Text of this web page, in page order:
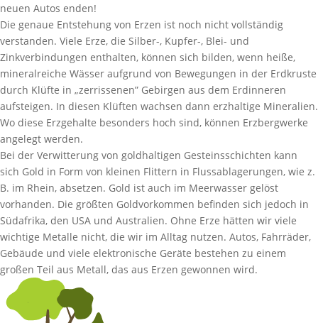
neuen Autos enden!
Die genaue Entstehung von Erzen ist noch nicht vollständig
verstanden. Viele Erze, die Silber-, Kupfer-, Blei- und
Zinkverbindungen enthalten, können sich bilden, wenn heiße,
mineralreiche Wässer aufgrund von Bewegungen in der Erdkruste
durch Klüfte in „zerrissenen” Gebirgen aus dem Erdinneren
aufsteigen. In diesen Klüften wachsen dann erzhaltige Mineralien.
Wo diese Erzgehalte besonders hoch sind, können Erzbergwerke
angelegt werden.
Bei der Verwitterung von goldhaltigen Gesteinsschichten kann
sich Gold in Form von kleinen Flittern in Flussablagerungen, wie z.
B. im Rhein, absetzen. Gold ist auch im Meerwasser gelöst
vorhanden. Die größten Goldvorkommen befinden sich jedoch in
Südafrika, den USA und Australien. Ohne Erze hätten wir viele
wichtige Metalle nicht, die wir im Alltag nutzen. Autos, Fahrräder,
Gebäude und viele elektronische Geräte bestehen zu einem
großen Teil aus Metall, das aus Erzen gewonnen wird.